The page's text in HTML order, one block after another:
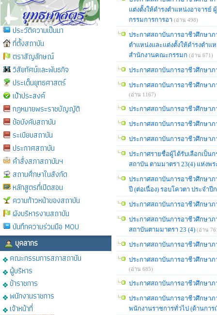
ประวัติความเป็นมา
ที่ตั้งสถาบัน
ตราสัญลักษณ์
วิสัยทัศน์และพันธกิจ
ประเด็นยุทธศาสตร์
เป้าประสงค์
กฎหมายพระราชบัญญัติ
ข้อบังคับสถาบัน
ระเบียบสถาบัน
ประกาศสถาบัน
คำสั่งสภาสถาบันฯ
สถานศึกษาในสังกัด
หลักสูตรที่เปิดสอน
ความก้าวหน้าของสถาบัน
ผังบริหารงานสถาบัน
บันทึกความร่วมมือ MOU
บุคลากร
คณะกรรมการสภาสถาบัน
ผู้บริหาร
ข้าราชการ
พนักงานราชการ
เจ้าหน้าที่
แต่งตั้งให้ดำรงตำแหน่งอาจารย์
กรรมการการอา (อ่าน 498)
ประกาศสถาบันการอาชีวศึกษา
ตำแหน่งและแต่งตั้งให้ดำรงตำแ
สำนักงานคณะกรรมก (อ่าน 671)
ประกาศสถาบันการอาชีวศึกษาภ
ประกาศสถาบันการอาชีวศึกษาภ
(อ่าน 1167)
ประกาศสถาบันการอาชีวศึกษาภ
ประกาศสถาบันการอาชีวศึกษาภ
ประกาศสถาบันการอาชีวศึกษาภ
ประกาศรายชื่อผู้ได้รับเลือกเป็
สถาบัน ตามมาตรา 23(4) แห่งพ
ประกาศสถาบันการอาชีวศึกษา
ปี (ต่อเนื่อง) รอบโควตา ประจําปี
ประกาศสถาบันการอาชีวศึกษาภ
ประกาศสถาบันการอาชีวศึกษา
สถาบันตามมาตรา 23 (4) (อ่าน
ประกาศสถาบันการอาชีวศึกษาภ
ประกาศสถาบันการอาชีวศึกษาภ
(อ่าน 685)
ประกาศสถาบันการอาชีวศึกษาภ
ประกาศสถาบันการอาชีวศึกษาภ
พนักงานราชการทั่วไป (ด้านการ